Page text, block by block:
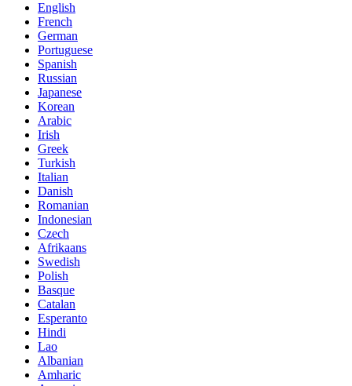
English
French
German
Portuguese
Spanish
Russian
Japanese
Korean
Arabic
Irish
Greek
Turkish
Italian
Danish
Romanian
Indonesian
Czech
Afrikaans
Swedish
Polish
Basque
Catalan
Esperanto
Hindi
Lao
Albanian
Amharic